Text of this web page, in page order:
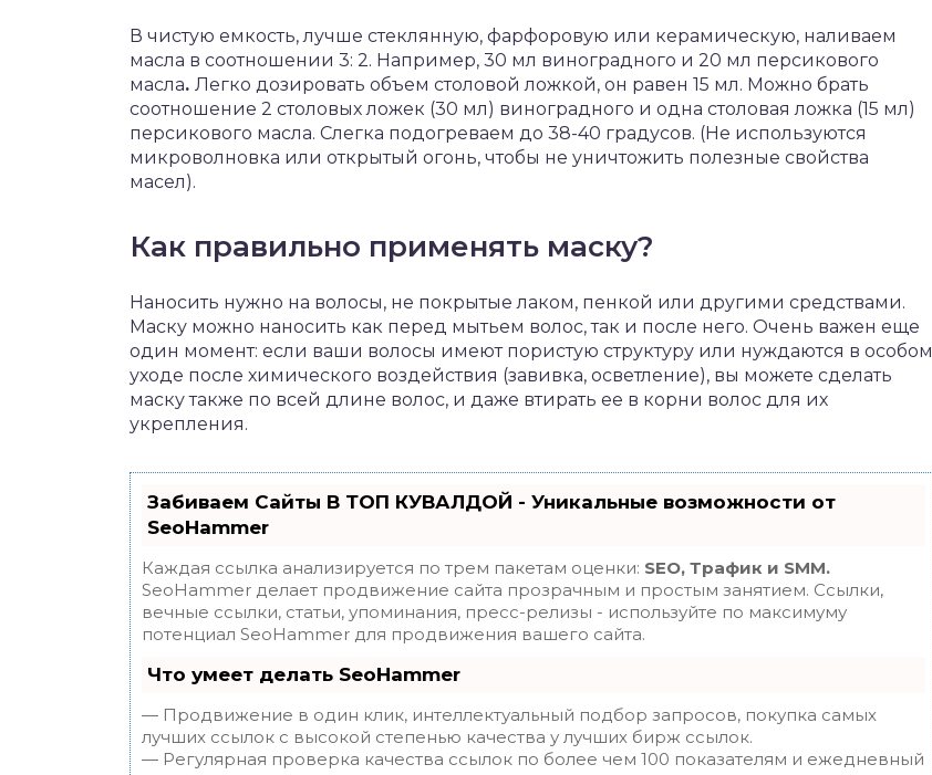
В чистую емкость, лучше стеклянную, фарфоровую или керамическую, наливаем
масла в соотношении 3: 2. Например, 30 мл виноградного и 20 мл персикового
масла. Легко дозировать объем столовой ложкой, он равен 15 мл. Можно брать
соотношение 2 столовых ложек (30 мл) виноградного и одна столовая ложка (15 мл)
персикового масла. Слегка подогреваем до 38-40 градусов. (Не используются
микроволновка или открытый огонь, чтобы не уничтожить полезные свойства
масел).
Как правильно применять маску?
Наносить нужно на волосы, не покрытые лаком, пенкой или другими средствами.
Маску можно наносить как перед мытьем волос, так и после него. Очень важен еще
один момент: если ваши волосы имеют пористую структуру или нуждаются в особом
уходе после химического воздействия (завивка, осветление), вы можете сделать
маску также по всей длине волос, и даже втирать ее в корни волос для их
укрепления.
Забиваем Сайты В ТОП КУВАЛДОЙ - Уникальные возможности от
SeoHammer
Каждая ссылка анализируется по трем пакетам оценки: SEO, Трафик и SMM.
SeoHammer делает продвижение сайта прозрачным и простым занятием. Ссылки,
вечные ссылки, статьи, упоминания, пресс-релизы - используйте по максимуму
потенциал SeoHammer для продвижения вашего сайта.
Что умеет делать SeoHammer
— Продвижение в один клик, интеллектуальный подбор запросов, покупка самых
лучших ссылок с высокой степенью качества у лучших бирж ссылок.
— Регулярная проверка качества ссылок по более чем 100 показателям и ежедневный